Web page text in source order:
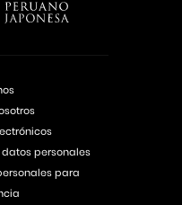
personales
para